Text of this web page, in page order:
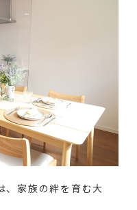
、家族の絆を育む大